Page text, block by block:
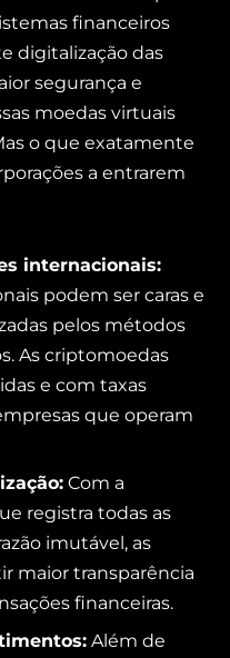
financeiros
digitalização das
segurança e
moedas virtuais
o que exatamente
a entrarem
internacionais:
podem ser caras e
pelos métodos
As criptomoedas
e com taxas
que operam
Com a
registra todas as
imutável, as
maior transparência
financeiras.
Além de